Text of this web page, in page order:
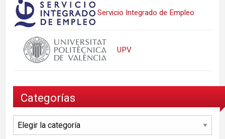
Servicio Integrado de Empleo
UPV
Categorías
Categorías